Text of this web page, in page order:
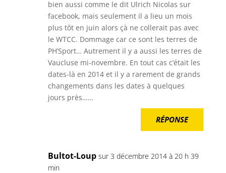
bien aussi comme le dit Ulrich Nicolas sur
facebook, mais seulement il a lieu un mois
plus tôt en juin alors çà ne collerait pas avec
le WTCC. Dommage car ce sont les terres de
PH’Sport… Autrement il y a aussi les terres de
Vaucluse mi-novembre. En tout cas c’était les
dates-là en 2014 et il y a rarement de grands
changements dans les dates à quelques
jours près……
RÉPONSE
Bultot-Loup sur 3 décembre 2014 à 20 h 39
min